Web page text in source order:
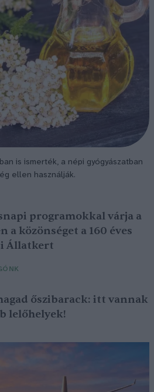
is ismerték, a népi gyógyászatban
ellen használják.
programokkal várja a
a közönséget a 160 éves
Állatkert
őszibarack: itt vannak
lelőhelyek!